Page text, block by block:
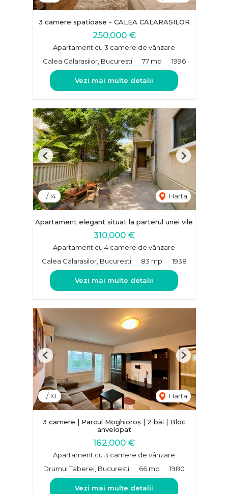
3 camere spatioase - CALEA CALARASILOR
250,000 €
Apartament cu 3 camere de vânzare
Calea Calarasilor, Bucuresti
77 mp 1996
Vezi mai multe detalii
1 /14 Harta
Previous Next
Apartament elegant situat la parterul unei vile
310,000 €
Apartament cu 4 camere de vânzare
Calea Calarasilor, Bucuresti
83 mp 1938
Vezi mai multe detalii
1 /10 Harta
Previous Next
3 camere | Parcul Moghioroș | 2 băi | Bloc
anvelopat
162,000 €
Apartament cu 3 camere de vânzare
Drumul Taberei, Bucuresti
66 mp 1980
Vezi mai multe detalii